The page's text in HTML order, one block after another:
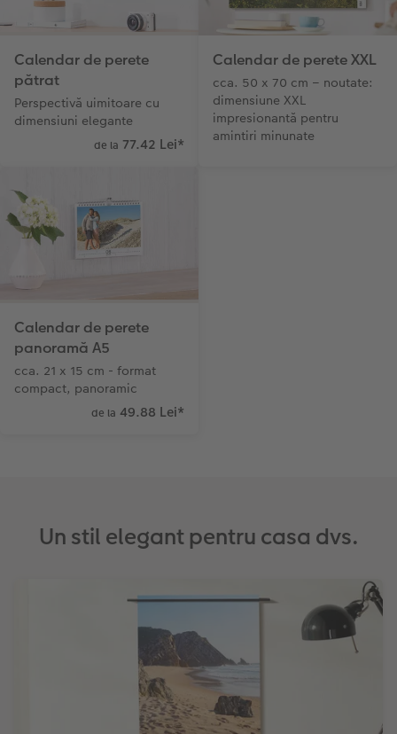
Calendar de perete
pătrat
Perspectivă uimitoare cu
dimensiuni elegante
de la 77.42 Lei*
Calendar de perete XXL
cca. 50 x 70 cm – noutate:
dimensiune XXL
impresionantă pentru
amintiri minunate
Calendar de perete
panoramă A5
cca. 21 x 15 cm - format
compact, panoramic
de la 49.88 Lei*
Un stil elegant pentru casa dvs.